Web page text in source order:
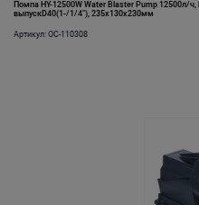
Помпа HY-12500W Water Blaster Pump 12500л/
выпускD40(1-/1/4"), 235х130х230мм
Артикул: OC-110308